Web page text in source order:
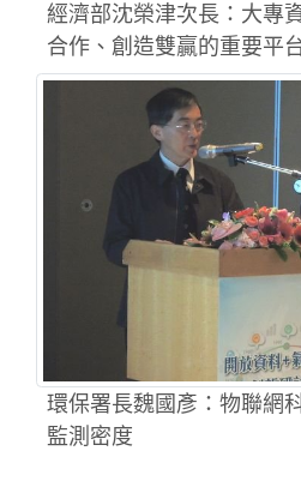
經濟部沈榮津次長：大專
合作、創造雙贏的重要平
環保署長魏國彥：物聯網
監測密度